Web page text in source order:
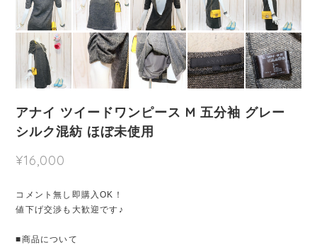
アナイ ツイードワンピース M 五分袖 グレー
シルク混紡 ほぼ未使用
¥16,000
コメント無し即購入OK！
値下げ交渉も大歓迎です♪
■商品について